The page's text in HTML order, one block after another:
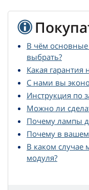
В чём
выбрать?
Какая гарантия
С нами вы
Инструкция по
Можно ли
Почему лампы
Почему в вашем
В каком случае
модуля?